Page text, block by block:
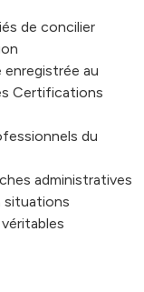
de concilier
au
Certifications
du
administratives
situations